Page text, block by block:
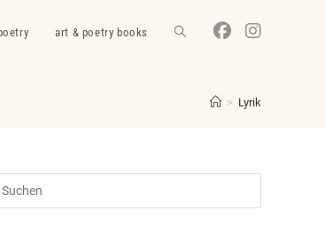
art & poetry books Website-
> Lyrik